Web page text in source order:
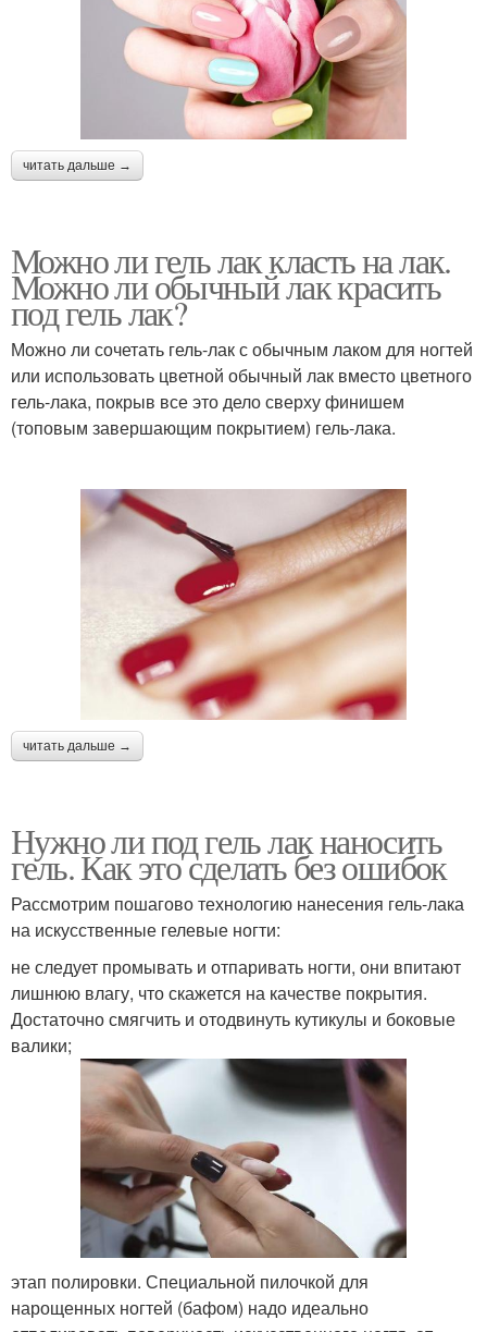
читать дальше →
Можно ли гель лак класть на лак.
Можно ли обычный лак красить
под гель лак?
Можно ли сочетать гель-лак с обычным лаком для ногтей
или использовать цветной обычный лак вместо цветного
гель-лака, покрыв все это дело сверху финишем
(топовым завершающим покрытием) гель-лака.
читать дальше →
Нужно ли под гель лак наносить
гель. Как это сделать без ошибок
Рассмотрим пошагово технологию нанесения гель-лака
на искусственные гелевые ногти:
не следует промывать и отпаривать ногти, они впитают
лишнюю влагу, что скажется на качестве покрытия.
Достаточно смягчить и отодвинуть кутикулы и боковые
валики;
этап полировки. Специальной пилочкой для
нарощенных ногтей (бафом) надо идеально